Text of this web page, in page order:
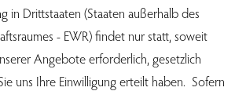
in Drittstaaten (Staaten außerhalb des
- EWR) findet nur statt, soweit
Angebote erforderlich, gesetzlich
uns Ihre Einwilligung erteilt haben. Sofern